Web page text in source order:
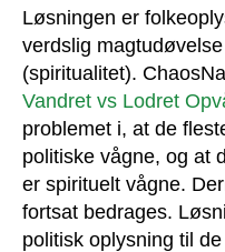
Løsningen er
verdslig
(spiritualitet).
Vandret vs Lodret
problemet i, at de
politiske vågne, og at
er spirituelt vågne.
fortsat bedrages.
politisk oplysning til